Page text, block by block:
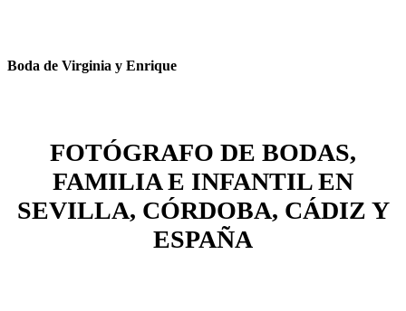
Boda de Virginia y Enrique
FOTÓGRAFO DE BODAS,
FAMILIA E INFANTIL EN
SEVILLA, CÓRDOBA, CÁDIZ Y
ESPAÑA